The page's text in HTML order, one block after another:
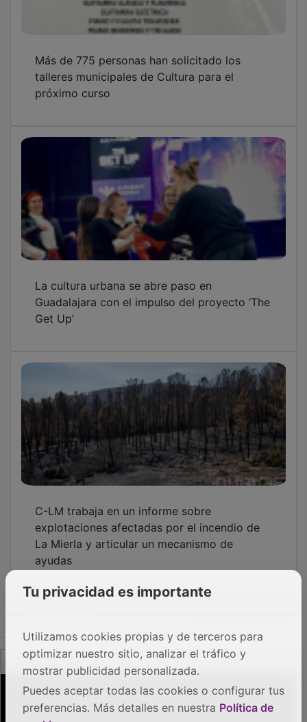
talleres municipales de Cultura para el
próximo curso
Guadalajara con el impulso del proyecto ‘The
Get Up’
explotaciones afectadas por el incendio de
La Mierla y articular un mecanismo de
ayudas
OTRAS NOTICIAS
GUADA TV MEDIA
Tu privacidad es importante
Utilizamos cookies propias y de terceros para
optimizar nuestro sitio, analizar el tráfico y
mostrar publicidad personalizada.
Puedes aceptar todas las cookies o configurar tus
preferencias. Más detalles en nuestra Política de